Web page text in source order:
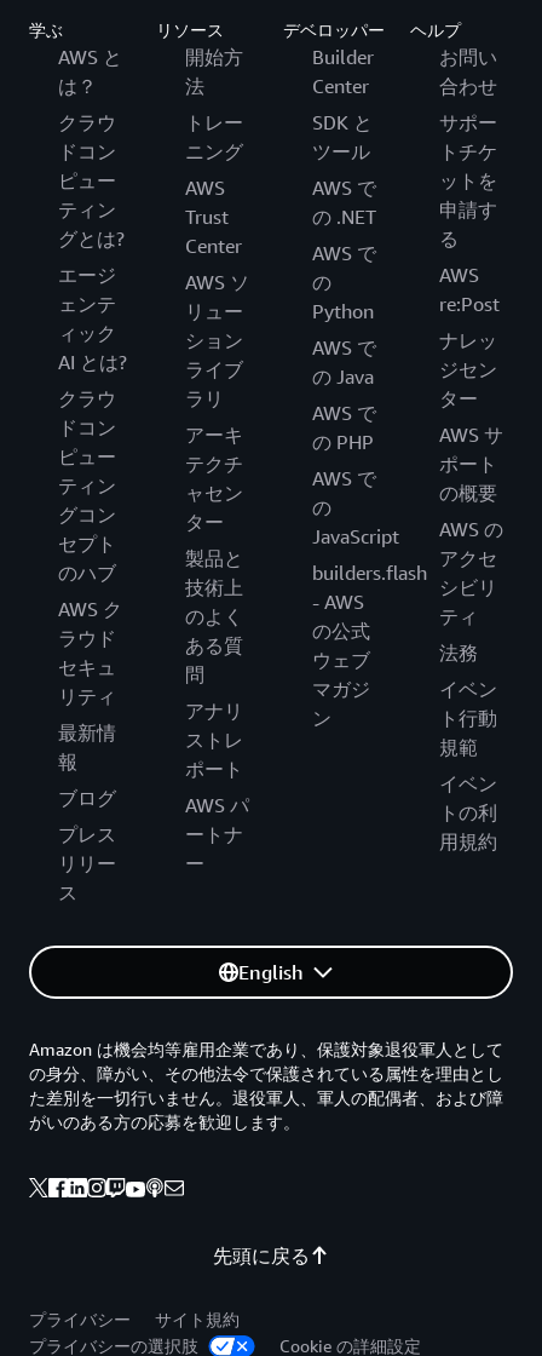
学ぶ
AWS と
は？
クラウ
ドコン
ピュー
ティン
グとは?
エージ
ェンテ
ィック
AI とは?
クラウ
ドコン
ピュー
ティン
グコン
セプト
のハブ
AWS ク
ラウド
セキュ
リティ
最新情
報
ブログ
プレス
リリー
ス
リソース
開始方
法
トレー
ニング
AWS
Trust
Center
AWS ソ
リュー
ション
ライブ
ラリ
アーキ
テクチ
ャセン
ター
製品と
技術上
のよく
ある質
問
アナリ
ストレ
ポート
AWS パ
ートナ
ー
デベロッパー
Builder
Center
SDK と
ツール
AWS で
の .NET
AWS で
の
Python
AWS で
の Java
AWS で
の PHP
AWS で
の
JavaScript
builders.flash
- AWS
の公式
ウェブ
マガジ
ン
ヘルプ
お問い
合わせ
サポー
トチケ
ットを
申請す
る
AWS
re:Post
ナレッ
ジセン
ター
AWS サ
ポート
の概要
AWS の
アクセ
シビリ
ティ
法務
イベン
ト行動
規範
イベン
トの利
用規約
English
先頭に戻る
Amazon は機会均等雇用企業であり、保護対象退役軍人として
の身分、障がい、その他法令で保護されている属性を理由とし
た差別を一切行いません。退役軍人、軍人の配偶者、および障
がいのある方の応募を歓迎します。
プライバシー
サイト規約
プライバシーの選択肢
Cookie の詳細設定